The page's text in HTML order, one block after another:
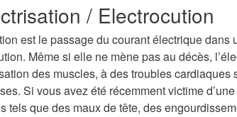
/ Electrocution
est le passage du courant électrique
Même si elle ne mène pas au décès,
des muscles, à des troubles
Si vous avez été récemment victime
tels que des maux de tête, des